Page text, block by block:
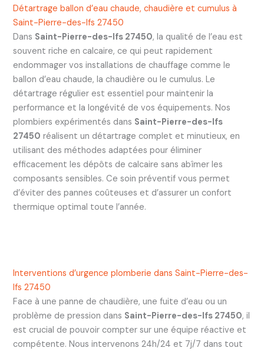
Détartrage ballon d’eau chaude, chaudière et cumulus à
Saint-Pierre-des-Ifs 27450
Dans Saint-Pierre-des-Ifs 27450, la qualité de l’eau est
souvent riche en calcaire, ce qui peut rapidement
endommager vos installations de chauffage comme le
ballon d’eau chaude, la chaudière ou le cumulus. Le
détartrage régulier est essentiel pour maintenir la
performance et la longévité de vos équipements. Nos
plombiers expérimentés dans Saint-Pierre-des-Ifs
27450 réalisent un détartrage complet et minutieux, en
utilisant des méthodes adaptées pour éliminer
efficacement les dépôts de calcaire sans abîmer les
composants sensibles. Ce soin préventif vous permet
d’éviter des pannes coûteuses et d’assurer un confort
thermique optimal toute l’année.
Interventions d’urgence plomberie dans Saint-Pierre-des-
Ifs 27450
Face à une panne de chaudière, une fuite d’eau ou un
problème de pression dans Saint-Pierre-des-Ifs 27450, il
est crucial de pouvoir compter sur une équipe réactive et
compétente. Nous intervenons 24h/24 et 7j/7 dans tout